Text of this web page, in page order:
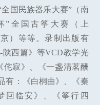
国民族器乐大赛”（南
”全国古筝大赛（上
）等等。录制出版有
陕西篇》等VCD教学光
侘寂》、《一盏清茗酬
有：《白桐曲》、《秦
回临安》、《筝行四